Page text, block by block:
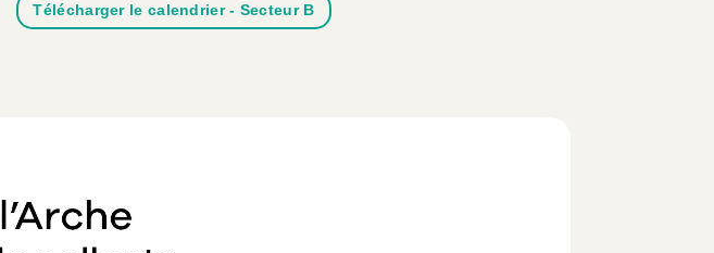
Télécharger le calendrier - Secteur B